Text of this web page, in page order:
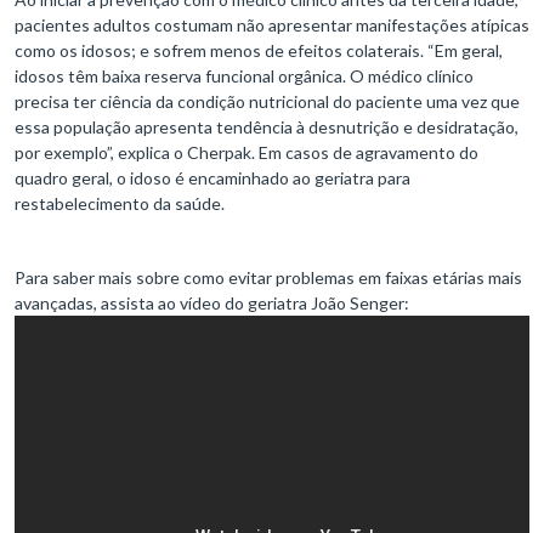
pacientes adultos costumam não apresentar manifestações atípicas
como os idosos; e sofrem menos de efeitos colaterais. “Em geral,
idosos têm baixa reserva funcional orgânica. O médico clínico
precisa ter ciência da condição nutricional do paciente uma vez que
essa população apresenta tendência à desnutrição e desidratação,
por exemplo”, explica o Cherpak. Em casos de agravamento do
quadro geral, o idoso é encaminhado ao geriatra para
restabelecimento da saúde.
Para saber mais sobre como evitar problemas em faixas etárias mais
avançadas, assista ao vídeo do geriatra João Senger: